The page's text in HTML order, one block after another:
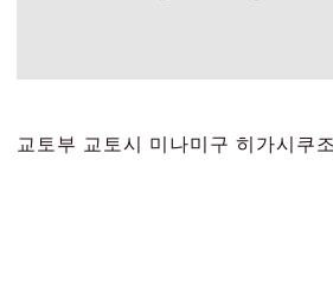
교토부 교토시 미나미구 히가시쿠